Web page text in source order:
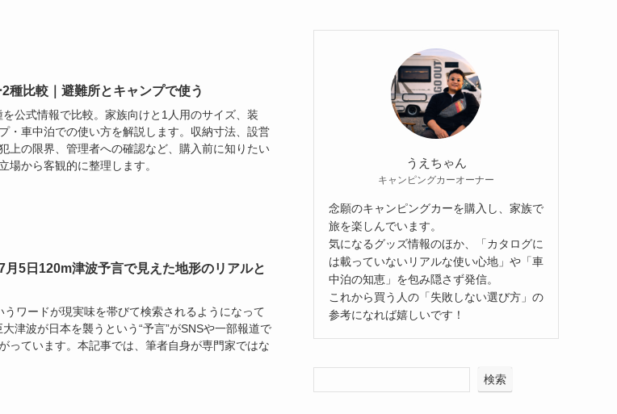
種比較｜避難所とキャンプで使う
公式情報で比較。家族向けと1人用のサイズ、装
・車中泊での使い方を解説します。収納寸法、設営
上の限界、管理者への確認など、購入前に知りたい
場から客観的に整理します。
月5日120m津波予言で見えた地形のリアルと
うワードが現実味を帯びて検索されるようになって
津波が日本を襲うという“予言”がSNSや一部報道で
っています。本記事では、筆者自身が専門家ではな
うえちゃん
キャンピングカーオーナー
念願のキャンピングカーを購入し、家族で
旅を楽しんでいます。
気になるグッズ情報のほか、「カタログに
は載っていないリアルな使い心地」や「車
中泊の知恵」を包み隠さず発信。
これから買う人の「失敗しない選び方」の
参考になれば嬉しいです！
検索